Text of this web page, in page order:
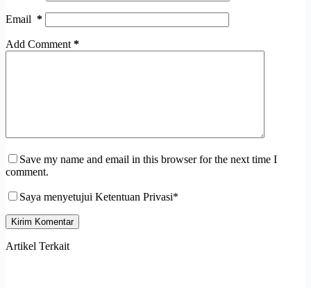
Email *
Add Comment *
Save my name and email in this browser for the next time I
comment.
Saya menyetujui Ketentuan Privasi*
Kirim Komentar
Artikel Terkait